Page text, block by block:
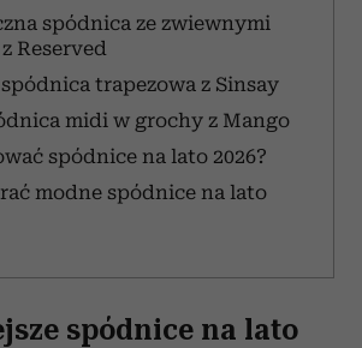
spódnica ze zwiewnymi
Reserved
trapezowa z Sinsay
midi w grochy z Mango
spódnice na lato 2026?
modne spódnice na lato
spódnice na lato